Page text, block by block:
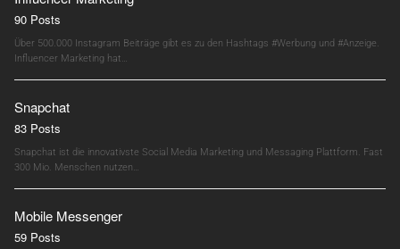
90 Posts
Über 500.000 Instagram Beiträge gibt es zu den Hashtags #Werbung und #Anzeige.
Influencer Marketing hat…
Snapchat
83 Posts
Snapchat ist die innovativste Social Media Marketing und Messaging Plattform. Fast
300 Mio. Menschen nutzen…
Mobile Messenger
59 Posts